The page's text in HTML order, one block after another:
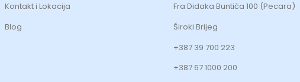
Kontakt i Lokacija
Blog
Fra Didaka Buntića 100 (Pecara)
Široki Brijeg
+387 39 700 223
+387 67 1000 200